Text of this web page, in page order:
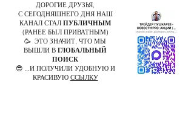
ДОРОГИЕ ДРУЗЬЯ,
С СЕГОДНЯШНЕГО ДНЯ НАШ
КАНАЛ СТАЛ ПУБЛИЧНЫМ
(РАНЕЕ БЫЛ ПРИВАТНЫМ)
🥳 ЭТО ЗНАЧИТ, ЧТО МЫ
ВЫШЛИ В ГЛОБАЛЬНЫЙ
ПОИСК
😎 ...И ПОЛУЧИЛИ УДОБНУЮ И
КРАСИВУЮ ССЫЛКУ